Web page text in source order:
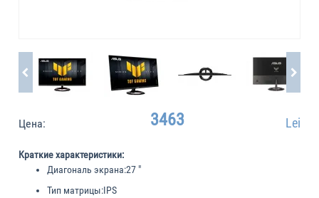
Цена: 3463 Lei
Краткие характеристики:
Диагональ экрана:27 "
Тип матрицы:IPS